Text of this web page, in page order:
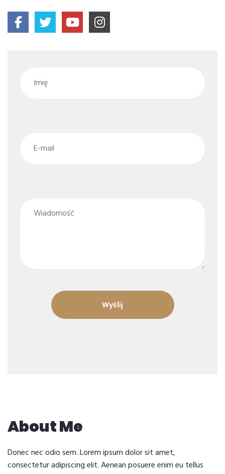
About Me
Donec nec odio sem. Lorem ipsum dolor sit amet,
consectetur adipiscing elit. Aenean posuere enim eu tellus